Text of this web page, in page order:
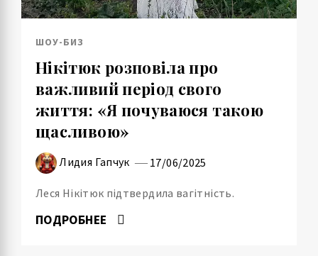
ШОУ-БИЗ
Нікітюк розповіла про
важливий період свого
життя: «Я почуваюся такою
щасливою»
Лидия Гапчук 17/06/2025
Леся Нікітюк підтвердила вагітність.
ПОДРОБНЕЕ